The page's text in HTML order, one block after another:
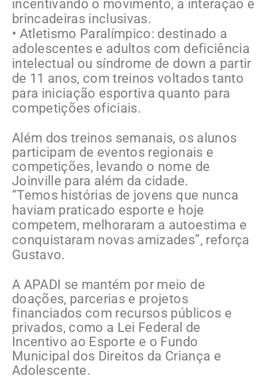
incentivando o movimento, a interação e
brincadeiras inclusivas.
• Atletismo Paralímpico: destinado a
adolescentes e adultos com deficiência
intelectual ou síndrome de down a partir
de 11 anos, com treinos voltados tanto
para iniciação esportiva quanto para
competições oficiais.
Além dos treinos semanais, os alunos
participam de eventos regionais e
competições, levando o nome de
Joinville para além da cidade.
“Temos histórias de jovens que nunca
haviam praticado esporte e hoje
competem, melhoraram a autoestima e
conquistaram novas amizades”, reforça
Gustavo.
A APADI se mantém por meio de
doações, parcerias e projetos
financiados com recursos públicos e
privados, como a Lei Federal de
Incentivo ao Esporte e o Fundo
Municipal dos Direitos da Criança e
Adolescente.